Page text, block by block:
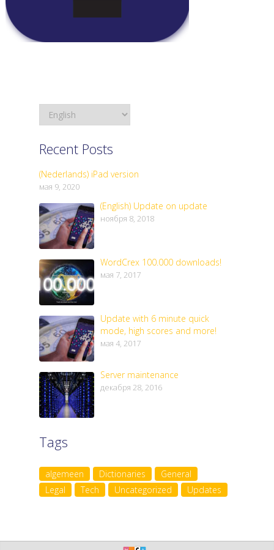
Recent Posts
(Nederlands) iPad version
мая 9, 2020
(English) Update on update
ноября 8, 2018
WordCrex 100.000 downloads!
мая 7, 2017
Update with 6 minute quick
mode, high scores and more!
мая 4, 2017
Server maintenance
декабря 28, 2016
Tags
algemeen Dictionaries
General
Legal
Tech Uncategorized Updates